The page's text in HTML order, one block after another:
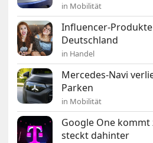
in Mobilität
Influencer-
Deutschland
in Handel
Mercedes-Navi
Parken
in Mobilität
Google One kommt
steckt dahinter